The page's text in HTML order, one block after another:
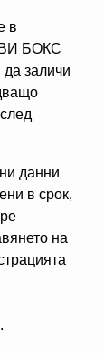
в
ВИ БОКС
заличи
данни
в срок,
на